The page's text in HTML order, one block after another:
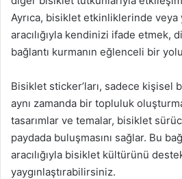
Ayrıca, bisiklet etkinliklerinde veya
aracılığıyla kendinizi ifade etmek,
bağlantı kurmanın eğlenceli bir
Bisiklet sticker’ları, sadece kişisel
aynı zamanda bir topluluk oluşturma
tasarımlar ve temalar, bisiklet
paydada buluşmasını sağlar. Bu
aracılığıyla bisiklet kültürünü
yaygınlaştırabilirsiniz.